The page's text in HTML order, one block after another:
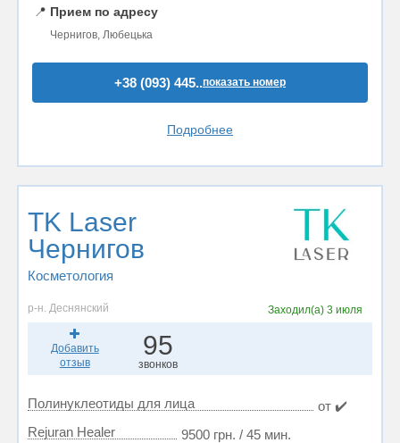
📍 Прием по адресу
Чернигов, Любецька
+38 (093) 445..показать номер
Подробнее
TK Laser
Чернигов
Косметология
р-н. Деснянский Заходил(а) 3 июля
Добавить
отзыв
95
звонков
Полинуклеотиды для лица
от ✔️
Rejuran Healer
9500 грн. / 45 мин.